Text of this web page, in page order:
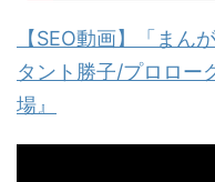
【SEO動画】「まん
タント勝子/プロロー
場』